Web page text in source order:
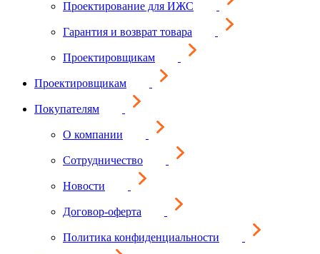
Проектирование для ИЖС
Гарантия и возврат товара
Проектировщикам
Проектировщикам
Покупателям
О компании
Сотрудничество
Новости
Договор-оферта
Политика конфиденциальности